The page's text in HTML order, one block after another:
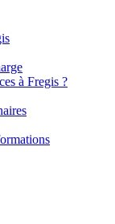
à Fregis ?